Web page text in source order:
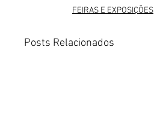
FEIRAS E EXPOSIÇÕES
Posts Relacionados